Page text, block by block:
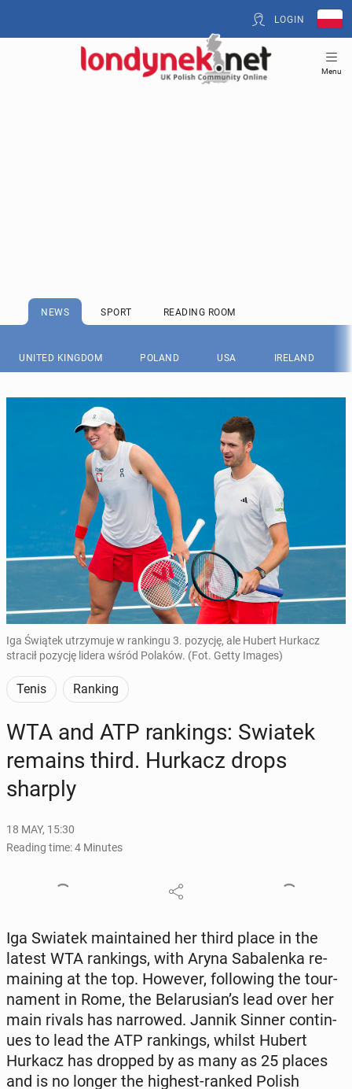
LOGIN
Menu
NEWS SPORT READING ROOM
UNITED KINGDOM POLAND USA IRELAND
Iga Świątek utrzymuje w rankingu 3. pozycję, ale Hubert Hurkacz
stracił pozycję lidera wśród Polaków. (Fot. Getty Images)
Tenis Ranking
WTA and ATP rank­ings: Swiatek
remains third. Hurkacz drops
sharply
18 MAY, 15:30
Reading time: 4 Minutes
Iga Swiatek main­tained her third place in the
latest WTA rank­ings, with Aryna Sa­balen­ka re­
main­ing at the top. However, fol­low­ing the tour­
na­ment in Rome, the Be­laru­sian’s lead over her
main rivals has nar­rowed. Jannik Sinner con­tin­
ues to lead the ATP rank­ings, whilst Hubert
Hurkacz has dropped by as many as 25 places
and is no longer the highest-ranked Polish